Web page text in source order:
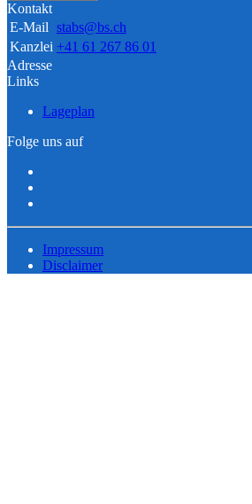
Kontakt
E-Mail stabs@bs.ch
Kanzlei +41 61 267 86 01
Adresse
Links
Lageplan
Folge uns auf
Impressum
Disclaimer